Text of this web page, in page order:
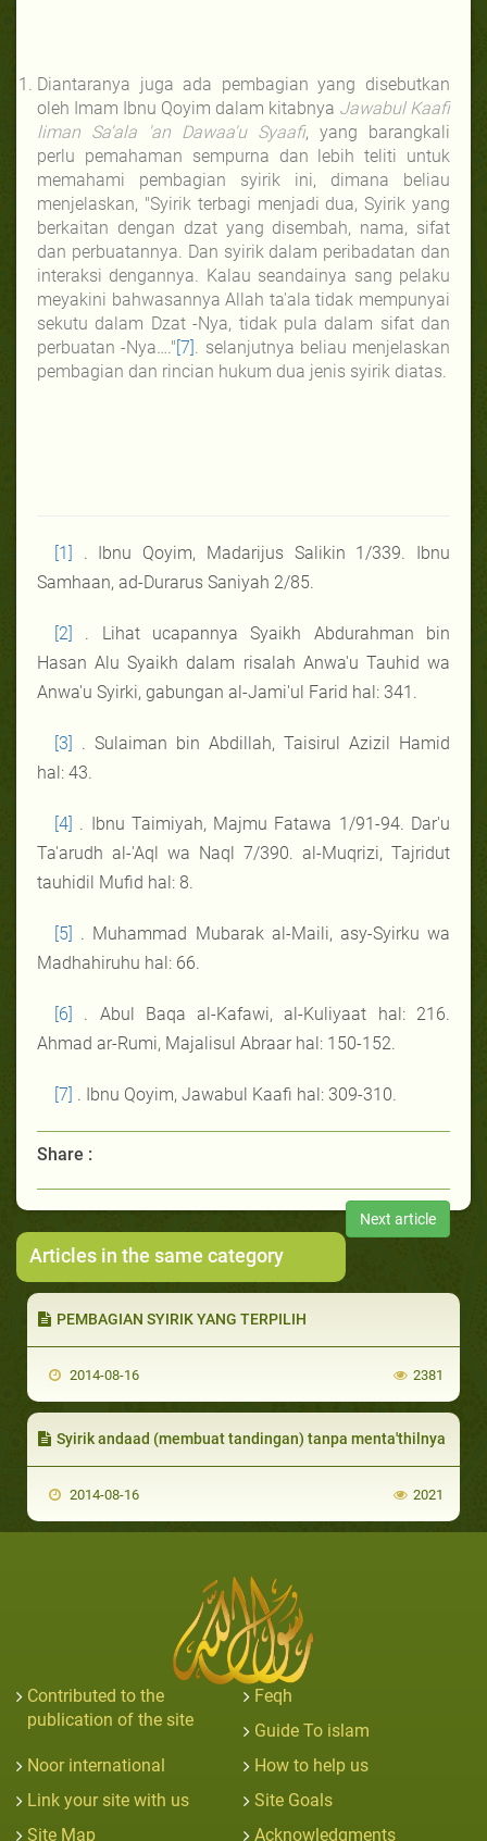
Diantaranya juga ada pembagian yang disebutkan
oleh Imam Ibnu Qoyim dalam kitabnya Jawabul Kaafi
liman Sa'ala 'an Dawaa'u Syaafi, yang barangkali
perlu pemahaman sempurna dan lebih teliti untuk
memahami pembagian syirik ini, dimana beliau
menjelaskan, "Syirik terbagi menjadi dua, Syirik yang
berkaitan dengan dzat yang disembah, nama, sifat
dan perbuatannya. Dan syirik dalam peribadatan dan
interaksi dengannya. Kalau seandainya sang pelaku
meyakini bahwasannya Allah ta'ala tidak mempunyai
sekutu dalam Dzat -Nya, tidak pula dalam sifat dan
perbuatan -Nya…."[7]
. selanjutnya beliau menjelaskan
pembagian dan rincian hukum dua jenis syirik diatas.
[1]
. Ibnu Qoyim, Madarijus Salikin 1/339. Ibnu
Samhaan, ad-Durarus Saniyah 2/85.
[2]
. Lihat ucapannya Syaikh Abdurahman bin
Hasan Alu Syaikh dalam risalah Anwa'u Tauhid wa
Anwa'u Syirki, gabungan al-Jami'ul Farid hal: 341.
[3] . Sulaiman bin Abdillah, Taisirul Azizil Hamid
hal: 43.
[4] . Ibnu Taimiyah, Majmu Fatawa 1/91-94. Dar'u
Ta'arudh al-'Aql wa Naql 7/390. al-Muqrizi, Tajridut
tauhidil Mufid hal: 8.
[5] . Muhammad Mubarak al-Maili, asy-Syirku wa
Madhahiruhu hal: 66.
[6]
. Abul Baqa al-Kafawi, al-Kuliyaat hal: 216.
Ahmad ar-Rumi, Majalisul Abraar hal: 150-152.
[7] . Ibnu Qoyim, Jawabul Kaafi hal: 309-310.
Share :
Next article
Articles in the same category
PEMBAGIAN SYIRIK YANG TERPILIH
2014-08-16 2381
Syirik andaad (membuat tandingan) tanpa menta'thilnya
2014-08-16 2021
Contributed to the
publication of the site
Feqh
Guide To islam
Noor international
How to help us
Link your site with us
Site Goals
Site Map
Acknowledgments